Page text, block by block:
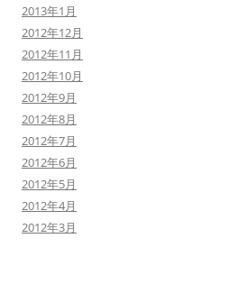
2013年1月
2012年12月
2012年11月
2012年10月
2012年9月
2012年8月
2012年7月
2012年6月
2012年5月
2012年4月
2012年3月